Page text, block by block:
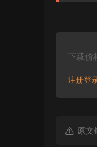
下载价
注册登
原文